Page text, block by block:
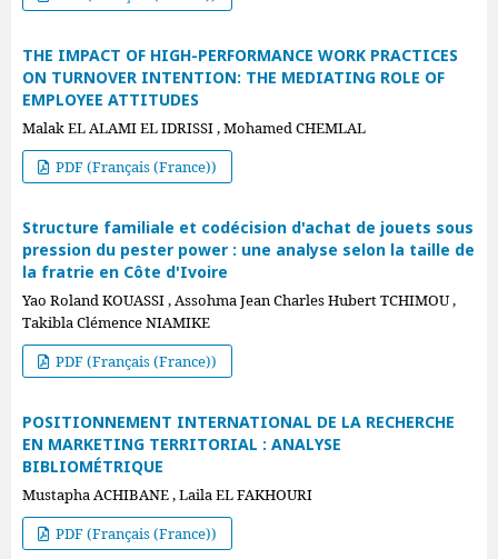
THE IMPACT OF HIGH-PERFORMANCE WORK PRACTICES
ON TURNOVER INTENTION: THE MEDIATING ROLE OF
EMPLOYEE ATTITUDES
Malak EL ALAMI EL IDRISSI , Mohamed CHEMLAL
PDF (Français (France))
Structure familiale et codécision d'achat de jouets sous
pression du pester power : une analyse selon la taille de
la fratrie en Côte d'Ivoire
Yao Roland KOUASSI , Assohma Jean Charles Hubert TCHIMOU ,
Takibla Clémence NIAMIKE
PDF (Français (France))
POSITIONNEMENT INTERNATIONAL DE LA RECHERCHE
EN MARKETING TERRITORIAL : ANALYSE
BIBLIOMÉTRIQUE
Mustapha ACHIBANE , Laila EL FAKHOURI
PDF (Français (France))